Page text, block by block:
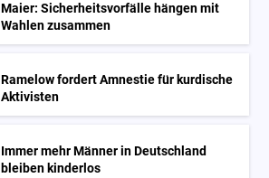
Maier: Sicherheitsvorfälle hängen mit
Wahlen zusammen
Ramelow fordert Amnestie für kurdische
Aktivisten
Immer mehr Männer in Deutschland
bleiben kinderlos